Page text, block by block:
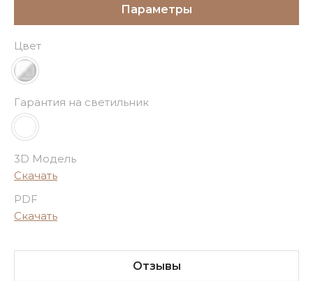
Параметры
Цвет
Гарантия на светильник
3D Модель
Скачать
PDF
Скачать
Отзывы